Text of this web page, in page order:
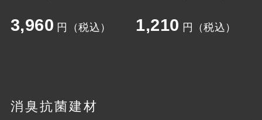
3,960 円（税込） 1,210 円（税込）
消臭抗菌建材